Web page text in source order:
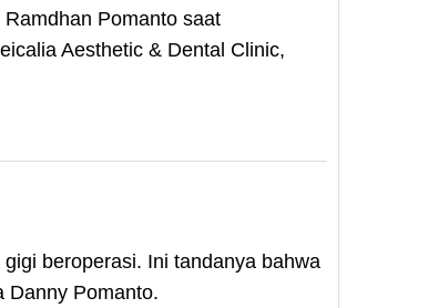
Pomanto saat
Aesthetic & Dental Clinic,
beroperasi. Ini tandanya bahwa
Danny Pomanto.